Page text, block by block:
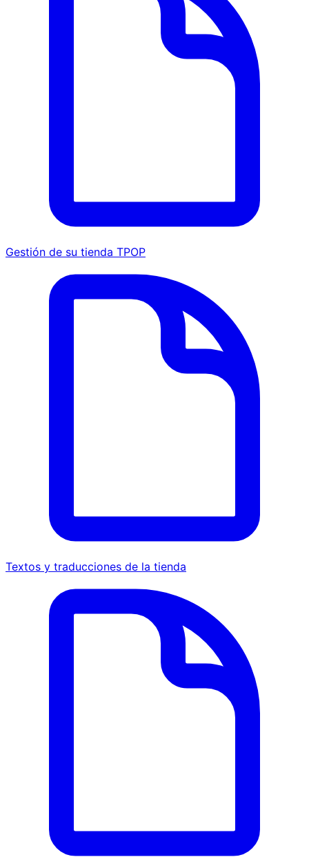
Gestión de su tienda TPOP
Textos y traducciones de la tienda